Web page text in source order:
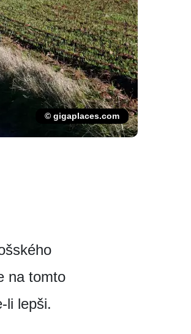
© gigaplaces.com
na tomto
li lepši.